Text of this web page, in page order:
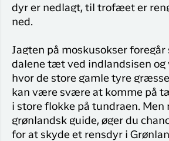
dyr er nedlagt, til trofæet er
ned.
Jagten på moskusokser foregår
dalene tæt ved indlandsisen og
hvor de store gamle tyre
kan være svære at komme på
i store flokke på tundraen. Men
grønlandsk guide, øger du
for at skyde et rensdyr i